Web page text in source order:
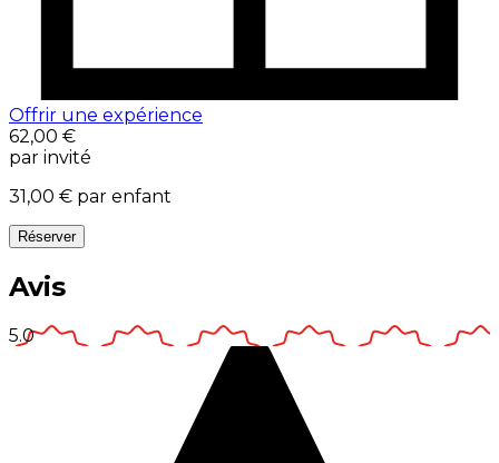
Offrir une expérience
62,00 €
par invité
31,00 € par enfant
Réserver
Avis
5.0